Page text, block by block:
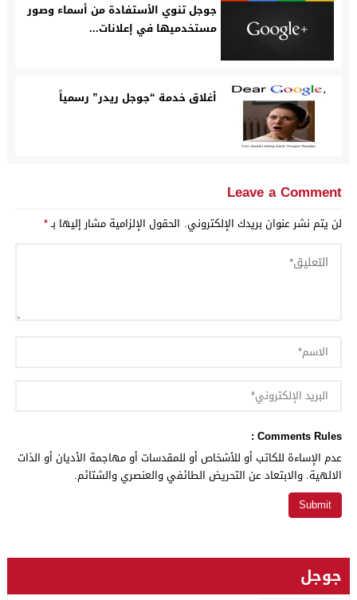
جوجل تنوي الأستفادة من أسماء وصور
مستخدميها في إعلانات...
أغلاق خدمة “جوجل ريدر” رسمياً
Leave a Comment
لن يتم نشر عنوان بريدك الإلكتروني. الحقول الإلزامية مشار إليها بـ*
Comments Rules :
عدم الإساءة للكاتب أو للأشخاص أو للمقدسات أو مهاجمة الأديان أو الذات
الالهية. والابتعاد عن التحريض الطائفي والعنصري والشتائم.
جوجل